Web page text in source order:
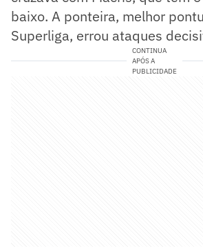
baixo. A ponteira, melhor
Superliga, errou ataques
CONTINUA
APÓS A
PUBLICIDADE